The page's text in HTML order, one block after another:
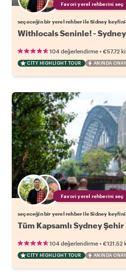
Favori yerel rehberini seç
seçeceğin bir yerel rehber ile Sidney keyfini
Withlocals Seninle! -
104 değerlendirme • €57.72
CITY HIGHLIGHT TOUR ANINDA
Favori yerel rehberini seç
seçeceğin bir yerel rehber ile Sidney keyfini
Tüm Kapsamlı Sydney Şehir
104 değerlendirme • €121.52
CITY HIGHLIGHT TOUR ANINDA